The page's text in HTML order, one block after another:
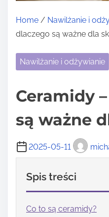
Home / Nawilżanie i
dlaczego są ważne dla
Nawilżanie i odżywianie
Ceramidy
są ważne
2025-05-11
Spis treści
Co to są ceramidy?